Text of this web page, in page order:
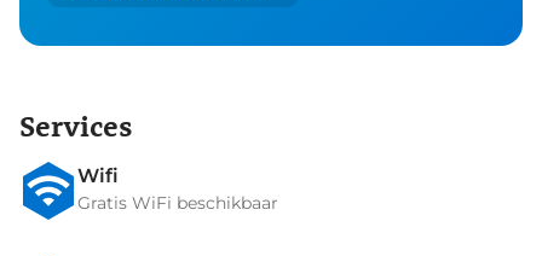
Services
Wifi
Gratis WiFi beschikbaar